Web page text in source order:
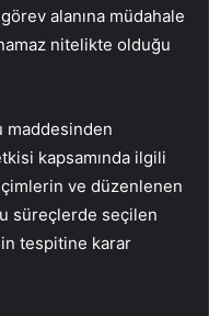
alanına müdahale
nitelikte olduğu
maddesinden
kapsamında ilgili
ve düzenlenen
süreçlerde seçilen
tespitine karar